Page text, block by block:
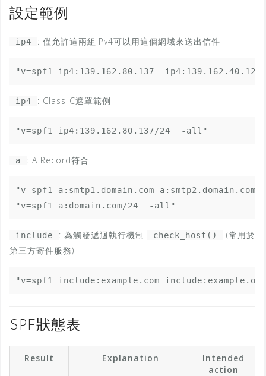
設定範例
ip4 : 僅允許這兩組IPv4可以用這個網域來送出信件
"v=spf1 ip4:139.162.80.137
ip4 : Class-C遮罩範例
"v=spf1 ip4:139.162.80.137/24  -all"
a : A Record符合
"v=spf1 a:smtp1.domain.com
"v=spf1 a:domain.com/24  -all"
include : 為觸發遞迴執行機制 check_host()
(常用於
第三方寄件服務)
"v=spf1 include:example.com
SPF狀態表
Result Explanation
Intended
action